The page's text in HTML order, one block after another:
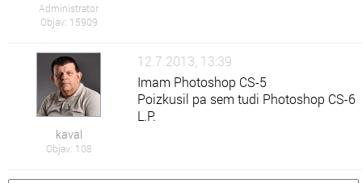
Administrator
Objav: 15909
kaval
Objav: 108
12.7.2013, 13:39
Imam Photoshop CS-5
Poizkusil pa sem tudi Photoshop CS-6
L.P.